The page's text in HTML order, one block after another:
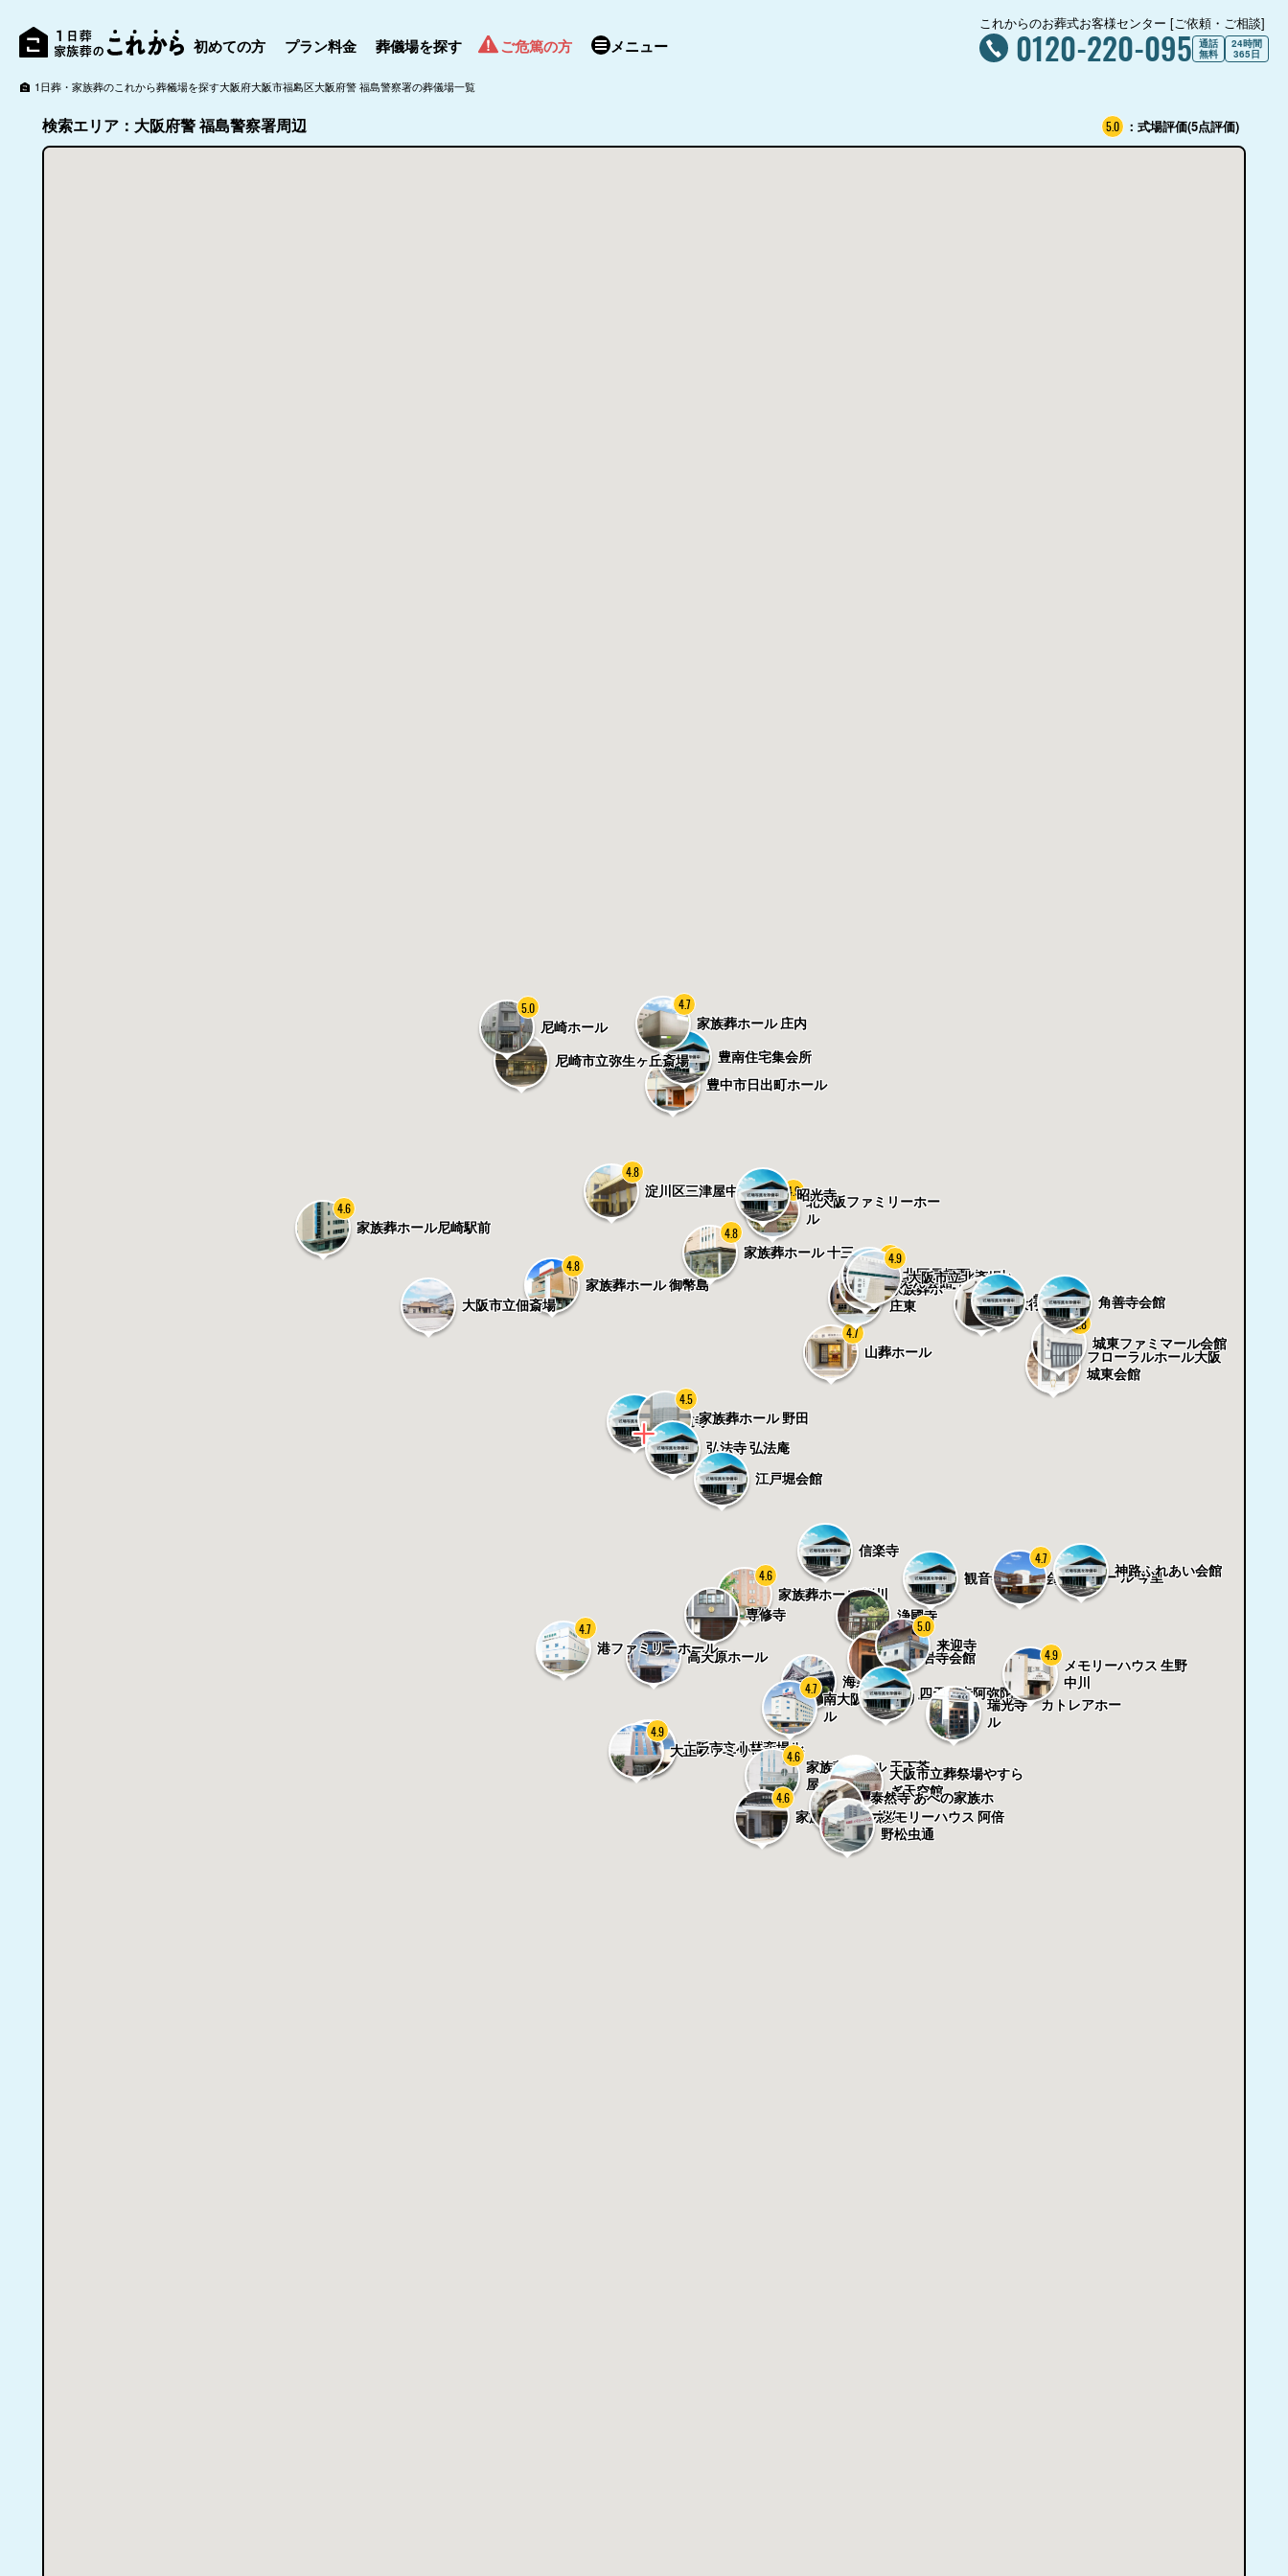
初めての方 プラン料金 葬儀場を探す ご危篤の方 メニュー
これからのお葬式お客様センター [ご依頼・ご相談]
0120-220-095 通話
無料
24時間
365日
1日葬・家族葬のこれから葬儀場を探す大阪府大阪市福島区大阪府警 福島警察署の葬儀場一覧
検索エリア：大阪府警 福島警察署周辺 5.0 ：式場評価(5点評価)
正道寺家族葬ホール 野田
4.5
弘法寺 弘法庵
江戸堀会館
家族葬ホール 御幣島
4.8
家族葬ホール 桜川
4.6
家族葬ホール 十三
4.8
専修寺
山葬ホール
4.7
信楽寺
高天原ホール
港ファミリーホール
4.7
淀川区三津屋中ホール
4.8
大阪市立佃斎場
家族葬ホール 北区本
庄東
4.7
北大阪ファミリーホー
ル
4.9昭光寺
えん会館
北区長柄西ホール
4.6
大阪市立北斎場
4.9
浄國寺
海泉寺
南大阪ファミリーホー
ル
4.7
大正やすらぎホール
大阪市立小林斎場
大正ファミリーホール
4.9
観音寺 法輪会館
法岩寺会館
来迎寺
5.0
豊中市日出町ホール
4.7
四天王寺阿弥陀堂
大行寺会館
家族葬ホール 天下茶
屋
4.6
豊南住宅集会所
雲観寺
家族葬ホール尼崎駅前
4.6
尼崎市立弥生ヶ丘斎場
家族葬ホール 今里
4.7
家族葬ホール悠久
4.6
家族葬ホール 庄内
4.7
大阪市立葬祭場やすら
ぎ天空館
フローラルホール大阪
城東会館
5.0
瑞光寺 カトレアホー
ル
泰然寺 あべの家族ホ
ール
城東ファミマール会館
4.8
尼崎ホール
5.0
角善寺会館
メモリーハウス 阿倍
野松虫通
メモリーハウス 生野
中川
4.9
神路ふれあい会館